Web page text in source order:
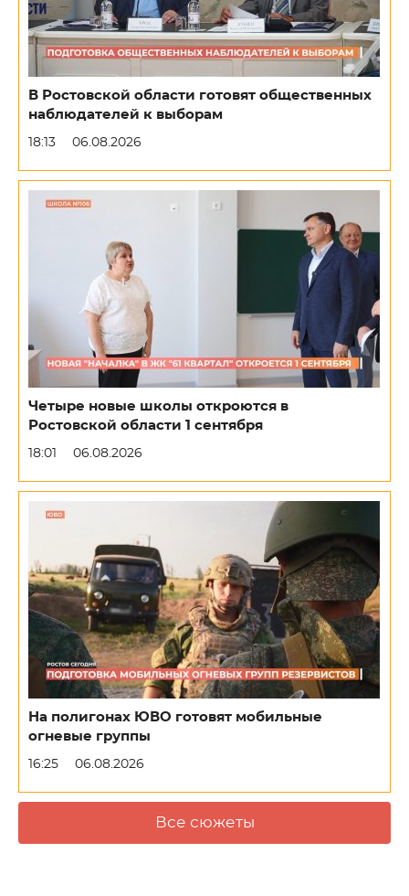
В Ростовской области готовят общественных
наблюдателей к выборам
18:13 06.08.2026
Четыре новые школы откроются в
Ростовской области 1 сентября
18:01 06.08.2026
На полигонах ЮВО готовят мобильные
огневые группы
16:25 06.08.2026
Все сюжеты